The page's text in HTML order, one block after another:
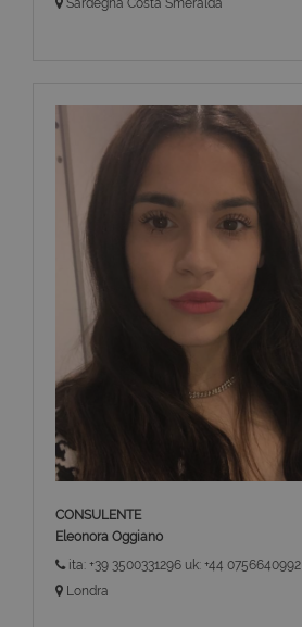
Sardegna Costa Smeralda
CONSULENTE
Eleonora Oggiano
ita: +39 3500331296 uk: +44 0756640992
Londra